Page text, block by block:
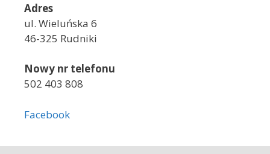
Adres
ul. Wieluńska 6
46-325 Rudniki
Nowy nr telefonu
502 403 808
Facebook